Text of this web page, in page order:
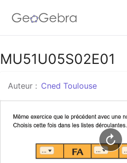
Google Classroom
Classe GeoGebra
Se
MU51U05S02E01
Auteur : Cned Toulouse